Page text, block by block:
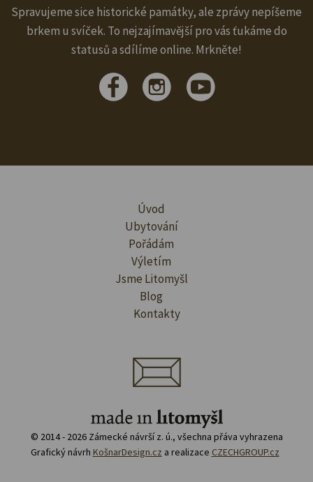
Spravujeme sice historické památky, ale zprávy nepíšeme
brkem u svíček. To nejzajímavější pro vás ťukáme do
statusů a sdílíme online. Mrkněte!
Úvod
Ubytování
Pořádám
Výletím
Jsme Litomyšl
Blog
Kontakty
© 2014 - 2026 Zámecké návrší z. ú., všechna přáva vyhrazena
Grafický návrh KošnarDesign.cz a realizace CZECHGROUP.cz